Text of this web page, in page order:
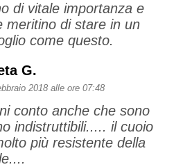
di vitale importanza e
meritino di stare in un
come questo.
G.
2018 alle ore 07:48
conto anche che sono
indistruttibili..... il cuoio
più resistente della